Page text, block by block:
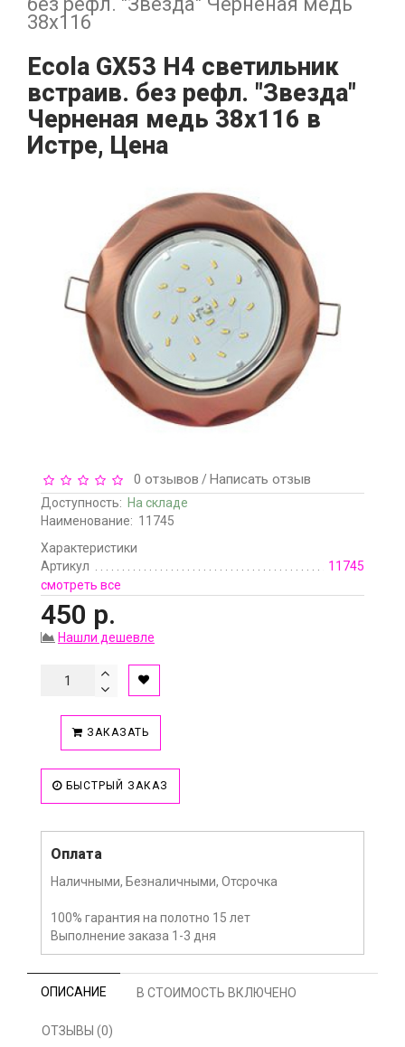
38x116
Ecola GX53 H4 светильник
встраив. без рефл. "Звезда"
Черненая медь 38x116 в
Истре, Цена
0 отзывов /Написать отзыв
Доступность: На складе
Наименование: 11745
Характеристики
Артикул
11745
смотреть все
450 р.
Нашли дешевле
ЗАКАЗАТЬ
БЫСТРЫЙ ЗАКАЗ
Оплата
Наличными, Безналичными, Отсрочка
100% гарантия на полотно 15 лет
Выполнение заказа 1-3 дня
ОПИСАНИЕ В СТОИМОСТЬ ВКЛЮЧЕНО
ОТЗЫВЫ (0)